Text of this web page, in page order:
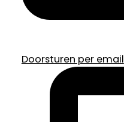
Doorsturen per email